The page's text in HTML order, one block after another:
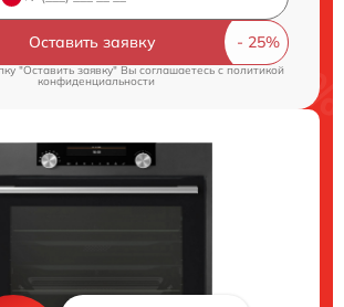
Оставить заявку
"Оставить заявку" Вы соглашаетесь cполитикой
конфиденциальности